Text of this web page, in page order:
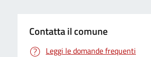
Contatta il comune
Leggi le domande frequenti